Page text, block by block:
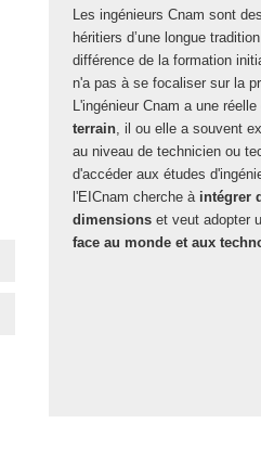
Les ingénieurs Cnam sont
héritiers d’une longue
différence de la formation
n'a pas à se focaliser sur la
L'ingénieur Cnam a une réelle
terrain, il ou elle a souvent
au niveau de technicien ou
d'accéder aux études
l'EICnam cherche à intégrer
dimensionset veut adopter
face au monde et aux